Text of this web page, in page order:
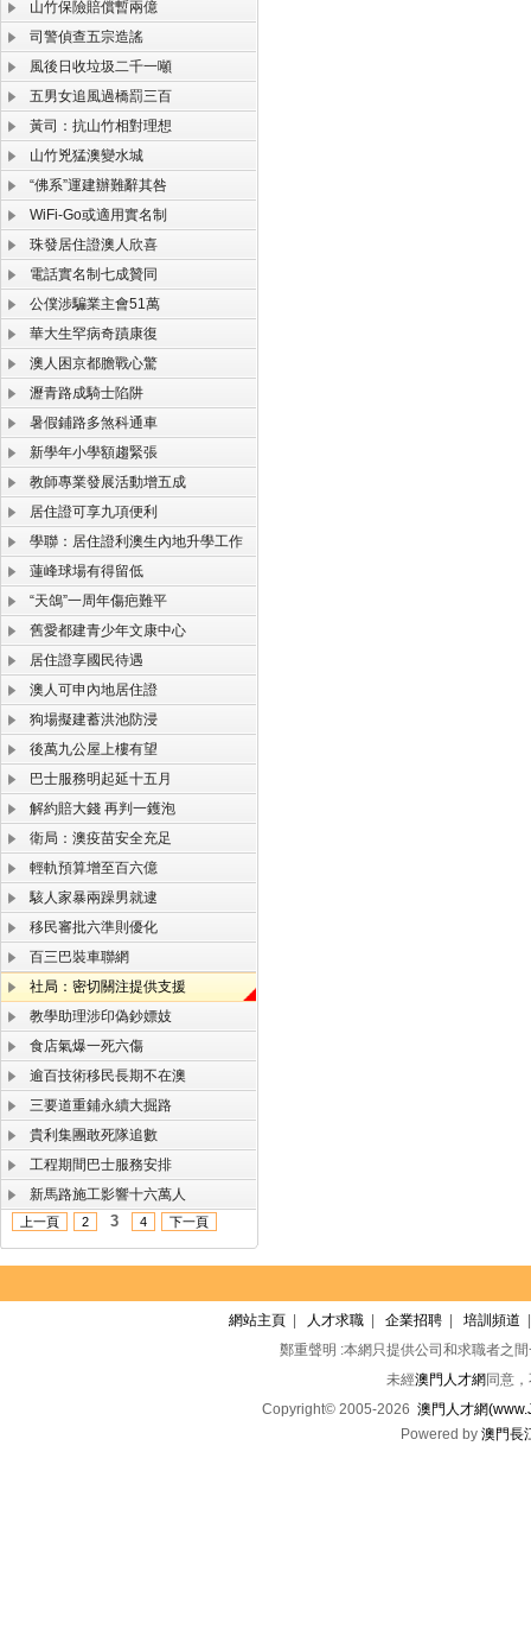
山竹保險賠償暫兩億
司警偵查五宗造謠
風後日收垃圾二千一噸
五男女追風過橋罰三百
黃司：抗山竹相對理想
山竹兇猛澳變水城
“佛系”運建辦難辭其咎
WiFi-Go或適用實名制
珠發居住證澳人欣喜
電話實名制七成贊同
公僕涉騙業主會51萬
華大生罕病奇蹟康復
澳人困京都膽戰心驚
瀝青路成騎士陷阱
暑假鋪路多煞科通車
新學年小學額趨緊張
教師專業發展活動增五成
居住證可享九項便利
學聯：居住證利澳生內地升學工作
蓮峰球場有得留低
“天鴿”一周年傷疤難平
舊愛都建青少年文康中心
居住證享國民待遇
澳人可申內地居住證
狗場擬建蓄洪池防浸
後萬九公屋上樓有望
巴士服務明起延十五月
解約賠大錢 再判一鑊泡
衛局：澳疫苗安全充足
輕軌預算增至百六億
駭人家暴兩躁男就逮
移民審批六準則優化
百三巴裝車聯網
社局：密切關注提供支援
教學助理涉印偽鈔嫖妓
食店氣爆一死六傷
逾百技術移民長期不在澳
三要道重鋪永續大掘路
貴利集團敢死隊追數
工程期間巴士服務安排
新馬路施工影響十六萬人
上一頁 2 3 4 下一頁
網站主頁 人才求職 企業招聘 培訓頻道
鄭重聲明 :本網只提供公司和求職者之
未經澳門人才網 同意
Copyright© 2005-2026 澳門人才網
Powered by 澳門長